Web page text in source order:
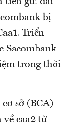
bị
Triển
Sacombank
trong thời
sở (BCA)
về caa2 từ